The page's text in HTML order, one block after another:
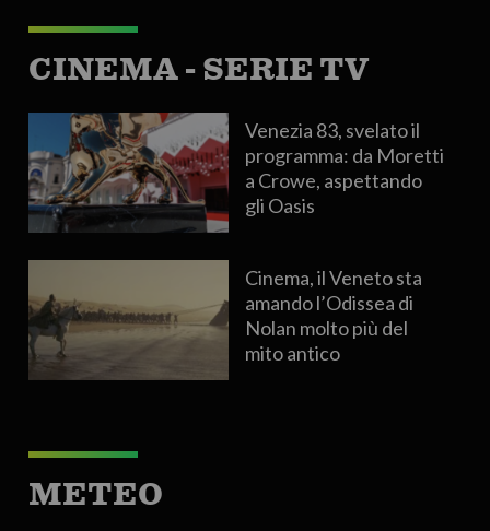
CINEMA - SERIE TV
Venezia 83, svelato il
programma: da Moretti
a Crowe, aspettando
gli Oasis
Cinema, il Veneto sta
amando l’Odissea di
Nolan molto più del
mito antico
METEO